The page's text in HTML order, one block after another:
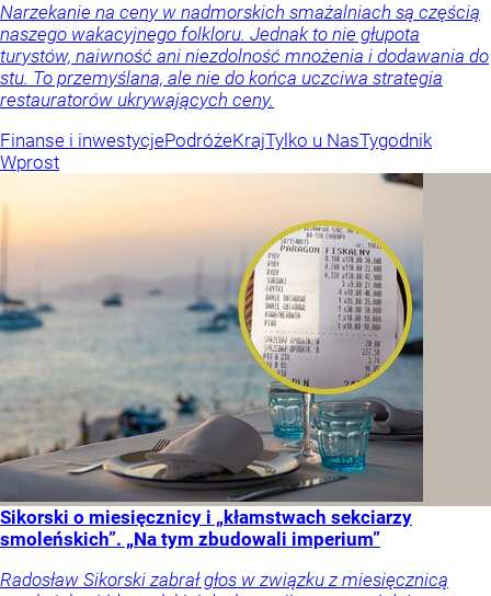
Narzekanie na ceny w nadmorskich smażalniach są częścią
naszego wakacyjnego folkloru. Jednak to nie głupota
turystów, naiwność ani niezdolność mnożenia i dodawania do
stu. To przemyślana, ale nie do końca uczciwa strategia
restauratorów ukrywających ceny.
Finanse i inwestycjePodróżeKrajTylko u NasTygodnik
Wprost
Sikorski o miesięcznicy i „kłamstwach sekciarzy
smoleńskich”. „Na tym zbudowali imperium”
Radosław Sikorski zabrał głos w związku z miesięcznicą